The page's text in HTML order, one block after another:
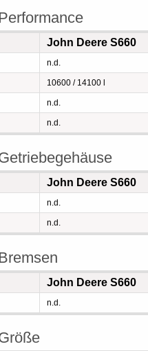
John Deere S660
n.d.
10600 / 14100 l
n.d.
n.d.
John Deere S660
n.d.
n.d.
John Deere S660
n.d.